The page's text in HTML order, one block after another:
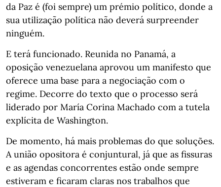
da Paz é (foi sempre) um prémio político, donde a
sua utilização política não deverá surpreender
ninguém.
E terá funcionado. Reunida no Panamá, a
oposição venezuelana aprovou um manifesto que
oferece uma base para a negociação com o
regime. Decorre do texto que o processo será
liderado por María Corina Machado com a tutela
explícita de Washington.
De momento, há mais problemas do que soluções.
A união opositora é conjuntural, já que as fissuras
e as agendas concorrentes estão onde sempre
estiveram e ficaram claras nos trabalhos que